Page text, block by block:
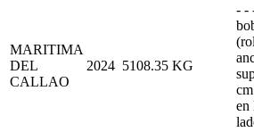
MARITIMA
DEL
CALLAO
2024 5108.35 KG
- -
en